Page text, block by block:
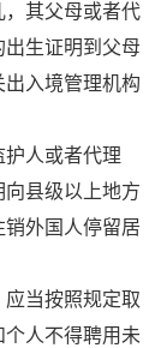
其父母或者代
生证明到父母
入境管理机构
人或者代理
县级以上地方
外国人停留居
当按照规定取
人不得聘用未